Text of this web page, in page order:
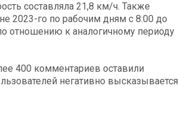
составляла 21,8 км/ч. Также
2023-го по рабочим дням с 8:00 до
отношению к аналогичному периоду
400 комментариев оставили
негативно высказывается